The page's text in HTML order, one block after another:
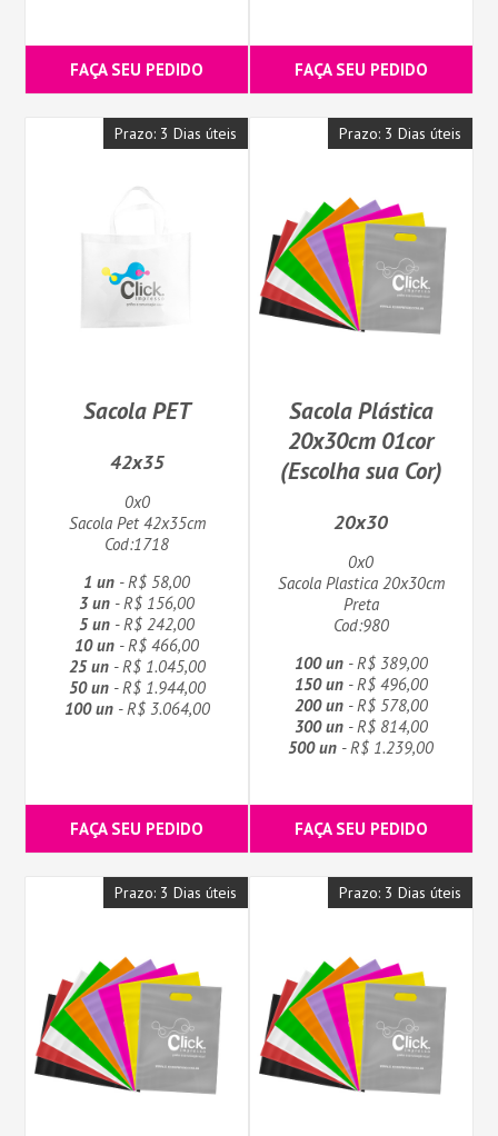
FAÇA SEU PEDIDO FAÇA SEU PEDIDO
Prazo: 3 Dias úteis
Sacola PET
42x35
0x0
Sacola Pet 42x35cm
Cod:1718
1 un - R$ 58,00
3 un - R$ 156,00
5 un - R$ 242,00
10 un - R$ 466,00
25 un- R$ 1.045,00
50 un- R$ 1.944,00
100 un- R$ 3.064,00
FAÇA SEU PEDIDO
Prazo: 3 Dias úteis
Sacola Plástica
20x30cm 01cor
(Escolha sua Cor)
20x30
0x0
Sacola Plastica 20x30cm
Preta
Cod:980
100 un- R$ 389,00
150 un- R$ 496,00
200 un- R$ 578,00
300 un- R$ 814,00
500 un - R$ 1.239,00
FAÇA SEU PEDIDO
Prazo: 3 Dias úteis Prazo: 3 Dias úteis